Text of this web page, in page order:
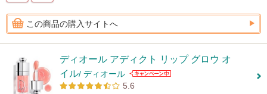
この商品の購入サイトへ
ディオール アディクト リップ グロウ オ
イル/ ディオール
5.6